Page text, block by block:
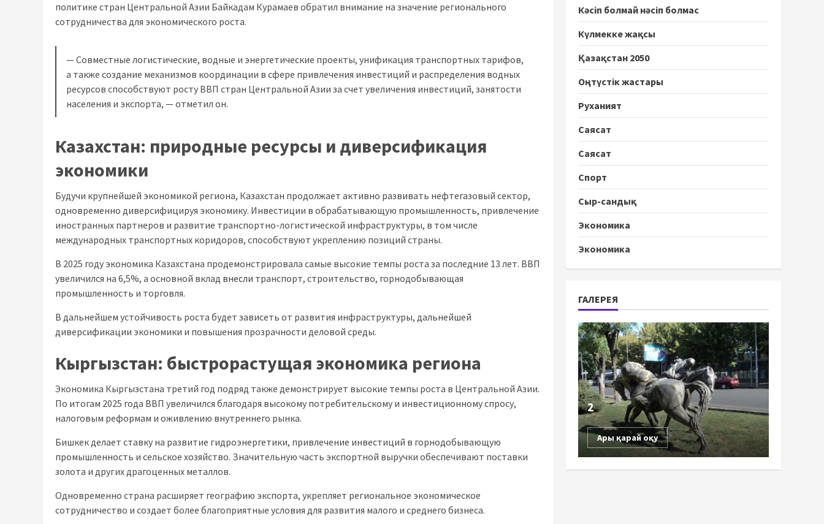
политике стран Центральной Азии Байкадам Курамаев обратил внимание на значение регионального
сотрудничества для экономического роста.
— Совместные логистические, водные и энергетические проекты, унификация транспортных тарифов,
а также создание механизмов координации в сфере привлечения инвестиций и распределения водных
ресурсов способствуют росту ВВП стран Центральной Азии за счет увеличения инвестиций, занятости
населения и экспорта, — отметил он.
Казахстан: природные ресурсы и диверсификация
экономики
Будучи крупнейшей экономикой региона, Казахстан продолжает активно развивать нефтегазовый сектор,
одновременно диверсифицируя экономику. Инвестиции в обрабатывающую промышленность, привлечение
иностранных партнеров и развитие транспортно-логистической инфраструктуры, в том числе
международных транспортных коридоров, способствуют укреплению позиций страны.
В 2025 году экономика Казахстана продемонстрировала самые высокие темпы роста за последние 13 лет. ВВП
увеличился на 6,5%, а основной вклад внесли транспорт, строительство, горнодобывающая
промышленность и торговля.
В дальнейшем устойчивость роста будет зависеть от развития инфраструктуры, дальнейшей
диверсификации экономики и повышения прозрачности деловой среды.
Кыргызстан: быстрорастущая экономика региона
Экономика Кыргызстана третий год подряд также демонстрирует высокие темпы роста в Центральной Азии.
По итогам 2025 года ВВП увеличился благодаря высокому потребительскому и инвестиционному спросу,
налоговым реформам и оживлению внутреннего рынка.
Бишкек делает ставку на развитие гидроэнергетики, привлечение инвестиций в горнодобывающую
промышленность и сельское хозяйство. Значительную часть экспортной выручки обеспечивают поставки
золота и других драгоценных металлов.
Одновременно страна расширяет географию экспорта, укрепляет региональное экономическое
сотрудничество и создает более благоприятные условия для развития малого и среднего бизнеса.
Кәсіп болмай нәсіп болмас
Күлмекке жақсы
Қазақстан 2050
Оңтүстік жастары
Руханият
Саясат
Саясат
Спорт
Сыр-сандық
Экономика
Экономика
ГАЛЕРЕЯ
2
Ары қарай оқу